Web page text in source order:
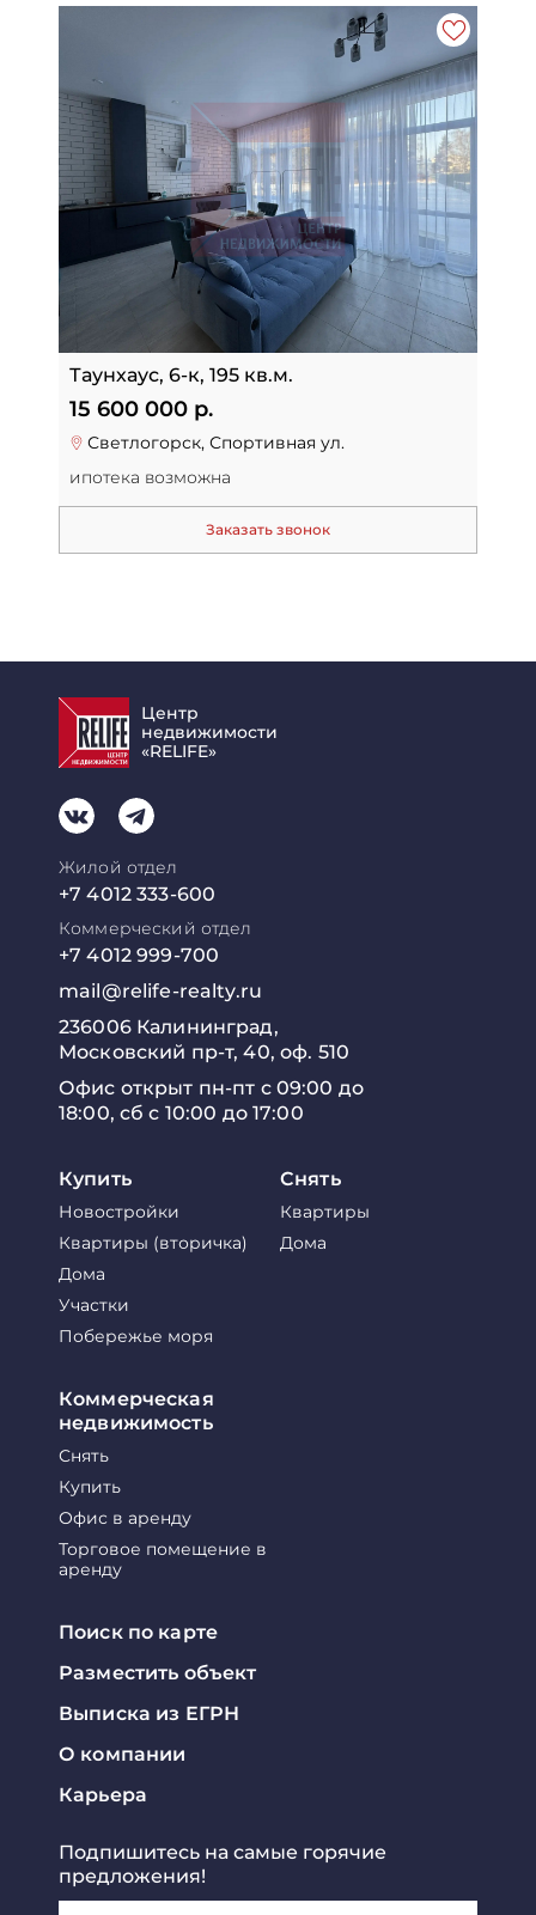
Таунхаус, 6-к, 195 кв.м.
15 600 000 р.
Светлогорск, Спортивная ул.
ипотека возможна
Заказать звонок
Центр
недвижимости
«RELIFE»
Жилой отдел
+7 4012 333-600
Коммерческий отдел
+7 4012 999-700
mail@relife-realty.ru
236006 Калининград,
Московский пр-т, 40, оф. 510
Офис открыт пн-пт с 09:00 до
18:00, сб с 10:00 до 17:00
Купить
Новостройки
Квартиры (вторичка)
Дома
Участки
Побережье моря
Снять
Квартиры
Дома
Коммерческая
недвижимость
Снять
Купить
Офис в аренду
Торговое помещение в
аренду
Поиск по карте
Разместить объект
Выписка из ЕГРН
О компании
Карьера
Подпишитесь на самые горячие
предложения!